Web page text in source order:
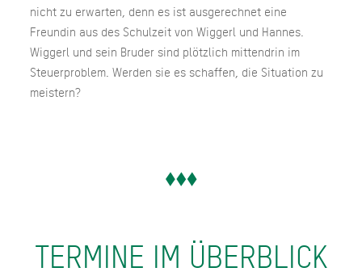
nicht zu erwarten, denn es ist ausgerechnet eine
Freundin aus des Schulzeit von Wiggerl und Hannes.
Wiggerl und sein Bruder sind plötzlich mittendrin im
Steuerproblem. Werden sie es schaffen, die Situation zu
meistern?
TERMINE IM ÜBERBLICK